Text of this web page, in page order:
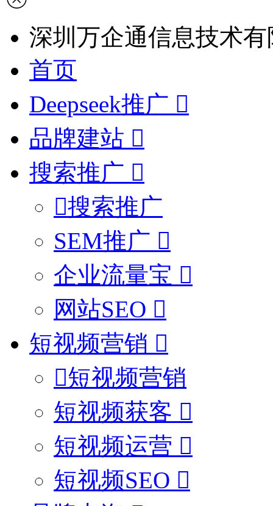
深圳万企通信息技术
首页
Deepseek推广
品牌建站
搜索推广
搜索推广
SEM推广
企业流量宝
网站SEO
短视频营销
短视频营销
短视频获客
短视频运营
短视频SEO